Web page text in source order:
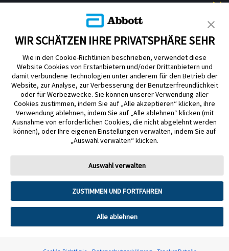
HILFE & KONTAKT
Impressum Datenschutzerklärung
Cookie-Richtlinien
Nutzungsbedingungen
Barrierefreiheitserklärung
Mitteilung zur Datenverordnung
Cookie-Präferenzen
© 2026 Abbott. Alle Rechte vorbehalten. Libre, das Schmetterlingslogo, die
Form und das Erscheinungsbild des Sensors, die Farbe Gelb sowie damit
Unternehmensgruppe Abbott in verschiedenen Rechtsgebieten. Andere
Marken sind Eigentum ihrer jeweiligen Rechteinhaber.
Care, die Tandem Logos, Control-IQ, Control-IQ+, t:slim X2, t:slim, Tandem
t:slim Mobile App und Tandem Source sind eingetragene Marken oder
Marken von Tandem Diabetes Care, Inc. in den USA und/oder anderen
WIR SCHÄTZEN IHRE PRIVATSPHÄRE SEHR
Wie in den Cookie-Richtlinien beschrieben, verwendet diese
Website Cookies von Erstanbietern und/oder Drittanbietern und
damit verbundene Technologien unter anderem für den Betrieb der
Website, zur Analyse, zur Verbesserung der Benutzerfreundlichkeit
oder für Werbezwecke. Sie können unserer Verwendung aller
Cookies zustimmen, indem Sie auf „Alle akzeptieren“ klicken, ihre
Verwendung ablehnen, indem Sie auf „Alle ablehnen“ klicken (mit
Ausnahme von erforderlichen Cookies, die nicht abgelehnt werden
können), oder Ihre eigenen Einstellungen verwalten, indem Sie auf
„Auswahl verwalten“ klicken.
Auswahl verwalten
ZUSTIMMEN UND FORTFAHREN
Alle ablehnen